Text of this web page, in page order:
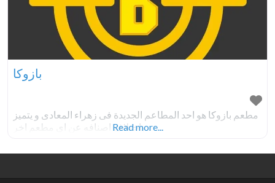
بازوكا
مطعم بازوكا هو احد المطاعم الجديدة فى زهراء المعادى و يتميز
باختلاف اصنافه عن اى مطعم اخر
Read more...